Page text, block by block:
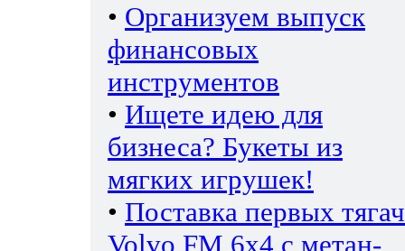
• Организуем выпуск
финансовых
инструментов
• Ищете идею для
бизнеса? Букеты из
мягких игрушек!
• Поставка первых
Volvo FM 6х4 с метан-